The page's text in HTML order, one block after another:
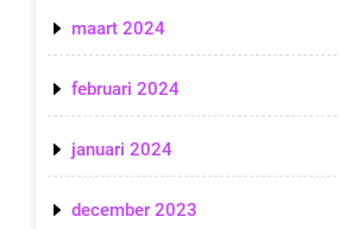
maart 2024
februari 2024
januari 2024
december 2023